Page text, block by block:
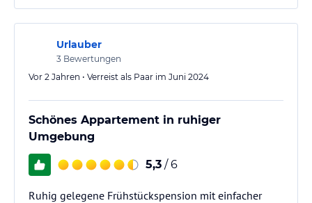
Urlauber
3 Bewertungen
Vor 2 Jahren • Verreist als Paar im Juni 2024
Schönes Appartement in ruhiger
Umgebung
5,3 / 6
Ruhig gelegene Frühstückspension mit einfacher